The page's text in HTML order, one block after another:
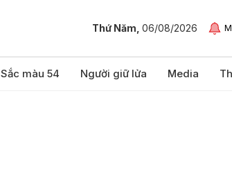
Thứ Năm, 06/08/2026
Sắc màu 54 Người giữ lửa Media